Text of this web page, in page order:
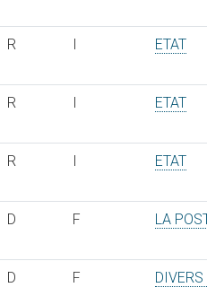
R I ETAT
R I ETAT
R I ETAT
D F LA
D F